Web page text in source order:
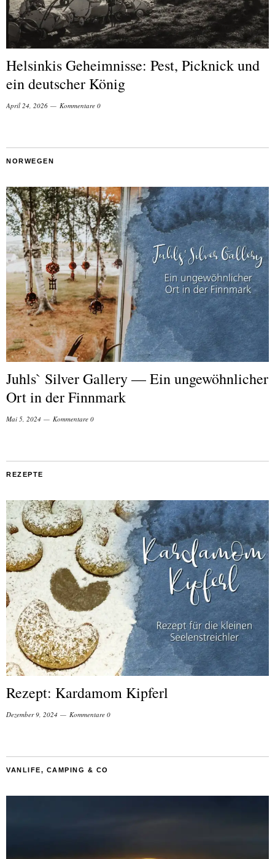
Helsinkis Geheimnisse: Pest, Picknick und
ein deutscher König
April 24, 2026 Kommentare 0
NORWEGEN
Juhls` Silver Gallery — Ein ungewöhnlicher
Ort in der Finnmark
Mai 5, 2024 Kommentare 0
REZEPTE
Rezept: Kardamom Kipferl
Dezember 9, 2024 Kommentare 0
VANLIFE, CAMPING & CO